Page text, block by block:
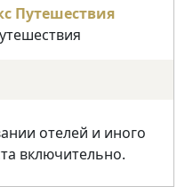
отелей и иного
включительно.